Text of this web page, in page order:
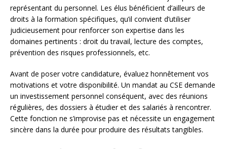
représentant du personnel. Les élus bénéficient d’ailleurs de
droits à la formation spécifiques, qu’il convient d’utiliser
judicieusement pour renforcer son expertise dans les
domaines pertinents : droit du travail, lecture des comptes,
prévention des risques professionnels, etc.
Avant de poser votre candidature, évaluez honnêtement vos
motivations et votre disponibilité. Un mandat au CSE demande
un investissement personnel conséquent, avec des réunions
régulières, des dossiers à étudier et des salariés à rencontrer.
Cette fonction ne s’improvise pas et nécessite un engagement
sincère dans la durée pour produire des résultats tangibles.